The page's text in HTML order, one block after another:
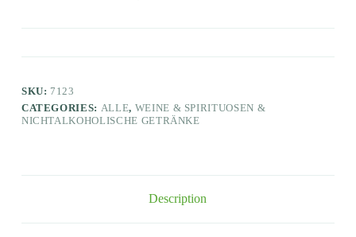
SKU: 7123
CATEGORIES: ALLE, WEINE & SPIRITUOSEN &
NICHTALKOHOLISCHE GETRÄNKE
Description